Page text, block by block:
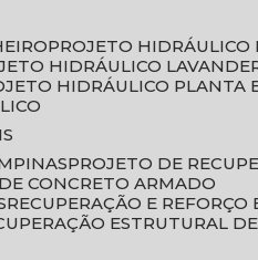
PROJETO
HIDRÁULICO
HIDRÁULICO PLANTA
PROJETO DE
CONCRETO ARMADO
RECUPERAÇÃO E
ESTRUTURAL